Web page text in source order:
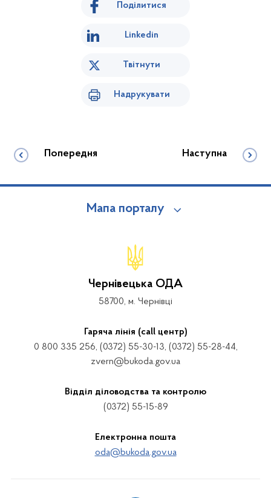
Поділитися
Linkedin
Твітнути
Надрукувати
Попередня Наступна
Мапа порталу
Чернівецька ОДА
58700, м. Чернівці
Гаряча лінія (call центр)
0 800 335 256, (0372) 55-30-13, (0372) 55-28-44,
zvern@bukoda.gov.ua
Відділ діловодства та контролю
(0372) 55-15-89
Електронна пошта
oda@bukoda.gov.ua